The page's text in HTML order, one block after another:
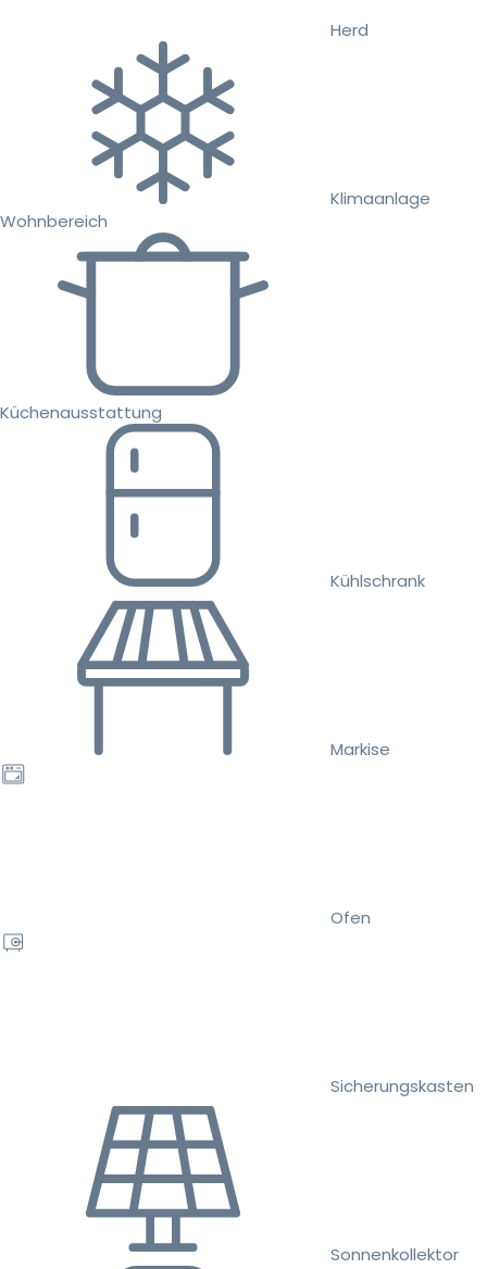
Herd
Klimaanlage
Wohnbereich
Küchenausstattung
Kühlschrank
Markise
Ofen
Sicherungskasten
Sonnenkollektor